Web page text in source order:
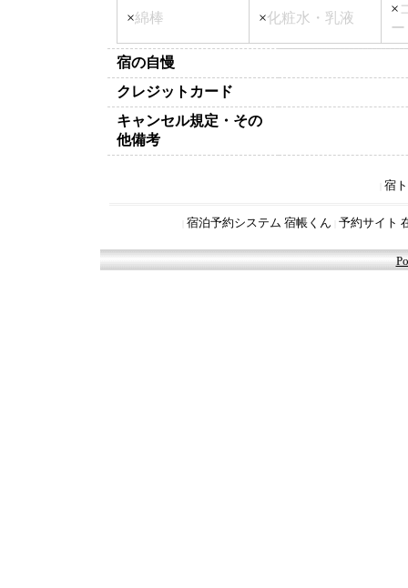
×綿棒 ×化粧水・乳液
×
ー
宿の自慢
クレジットカード
キャンセル規定・その
他備考
宿
宿泊予約システム 宿帳くん 予約サイト